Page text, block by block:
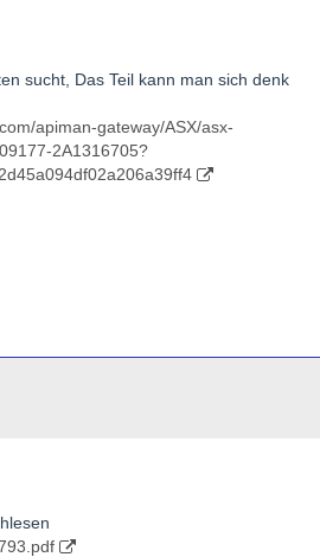
sucht, Das Teil kann man sich denk
apiman-gateway/ASX/asx-
2A1316705?